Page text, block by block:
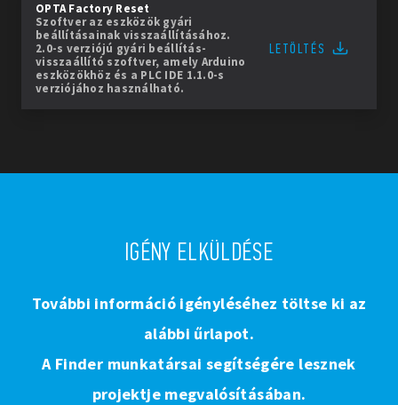
OPTA Factory Reset
Szoftver az eszközök gyári
beállításainak visszaállításához.
2.0-s verziójú gyári beállítás-
visszaállító szoftver, amely Arduino
eszközökhöz és a PLC IDE 1.1.0-s
verziójához használható.
LETÖLTÉS
IGÉNY ELKÜLDÉSE
További információ igényléséhez töltse ki az
alábbi űrlapot.
A Finder munkatársai segítségére lesznek
projektje megvalósításában.